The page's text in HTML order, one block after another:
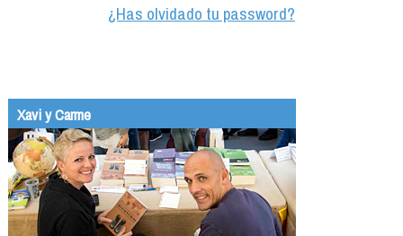
¿Has olvidado tu password?
Xavi y Carme